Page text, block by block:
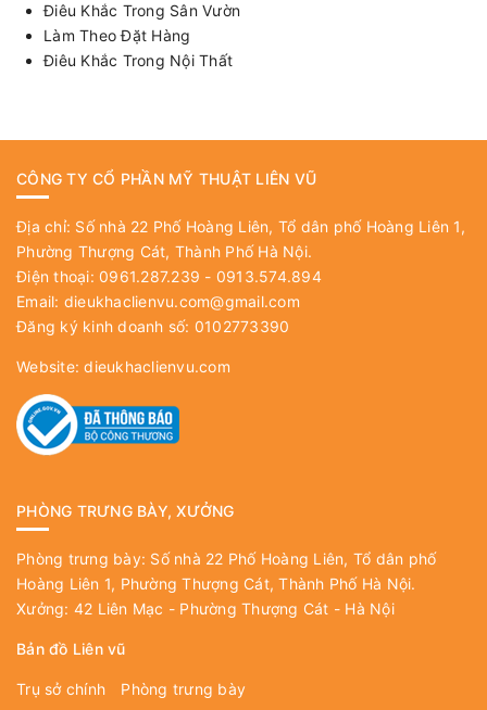
Điêu Khắc Trong Sân Vườn
Làm Theo Đặt Hàng
Điêu Khắc Trong Nội Thất
CÔNG TY CỔ PHẦN MỸ THUẬT LIÊN VŨ
Địa chỉ: Số nhà 22 Phố Hoàng Liên, Tổ dân phố Hoàng Liên 1,
Phường Thượng Cát, Thành Phố Hà Nội.
Điện thoại: 0961.287.239 - 0913.574.894
Email: dieukhaclienvu.com@gmail.com
Đăng ký kinh doanh số: 0102773390
Website:dieukhaclienvu.com
PHÒNG TRƯNG BÀY, XƯỞNG
Phòng trưng bày: Số nhà 22 Phố Hoàng Liên, Tổ dân phố
Hoàng Liên 1, Phường Thượng Cát, Thành Phố Hà Nội.
Xưởng: 42 Liên Mạc - Phường Thượng Cát - Hà Nội
Bản đồ Liên vũ
Trụ sở chính Phòng trưng bày